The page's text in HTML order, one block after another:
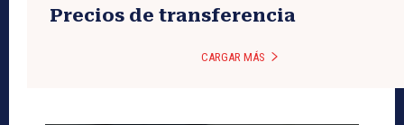
Precios de transferencia
CARGAR MÁS